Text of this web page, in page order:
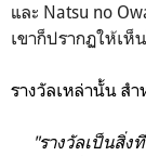
และ Natsu no
เขาก็ปรากฏให้เห็
รางวัลเหล่านั้น ส
"รางวัลเป็นสิ่ง